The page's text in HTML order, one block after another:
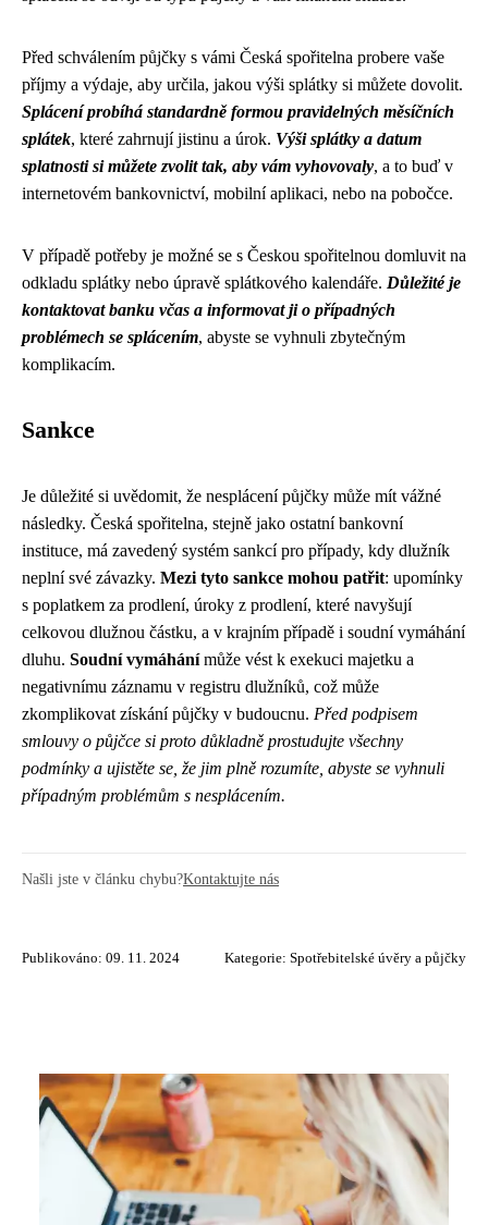
Před schválením půjčky s vámi Česká spořitelna probere vaše
příjmy a výdaje, aby určila, jakou výši splátky si můžete dovolit.
Splácení probíhá standardně formou pravidelných měsíčních
splátek, které zahrnují jistinu a úrok. Výši splátky a datum
splatnosti si můžete zvolit tak, aby vám vyhovovaly, a to buď v
internetovém bankovnictví, mobilní aplikaci, nebo na pobočce.
V případě potřeby je možné se s Českou spořitelnou domluvit na
odkladu splátky nebo úpravě splátkového kalendáře. Důležité je
kontaktovat banku včas a informovat ji o případných
problémech se splácením, abyste se vyhnuli zbytečným
komplikacím.
Sankce
Je důležité si uvědomit, že nesplácení půjčky může mít vážné
následky. Česká spořitelna, stejně jako ostatní bankovní
instituce, má zavedený systém sankcí pro případy, kdy dlužník
neplní své závazky. Mezi tyto sankce mohou patřit: upomínky
s poplatkem za prodlení, úroky z prodlení, které navyšují
celkovou dlužnou částku, a v krajním případě i soudní vymáhání
dluhu. Soudní vymáhánímůže vést k exekuci majetku a
negativnímu záznamu v registru dlužníků, což může
zkomplikovat získání půjčky v budoucnu. Před podpisem
smlouvy o půjčce si proto důkladně prostudujte všechny
podmínky a ujistěte se, že jim plně rozumíte, abyste se vyhnuli
případným problémům s nesplácením.
Našli jste v článku chybu?Kontaktujte nás
Publikováno: 09. 11. 2024 Kategorie: Spotřebitelské úvěry a půjčky